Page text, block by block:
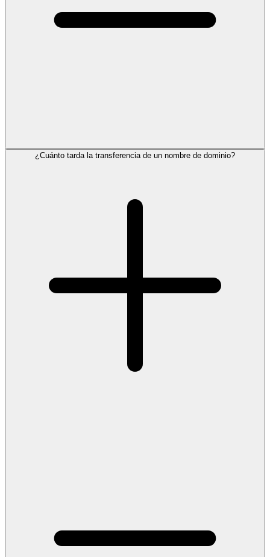
¿Cuánto tarda la transferencia de un nombre de dominio?